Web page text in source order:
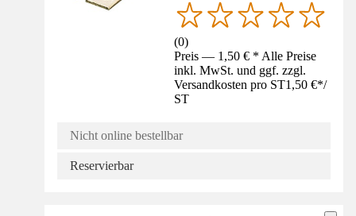
(0)
Preis — 1,50 € * Alle Preise
inkl. MwSt. und ggf. zzgl.
Versandkosten pro ST1,50 €*/
ST
Nicht online bestellbar
Reservierbar